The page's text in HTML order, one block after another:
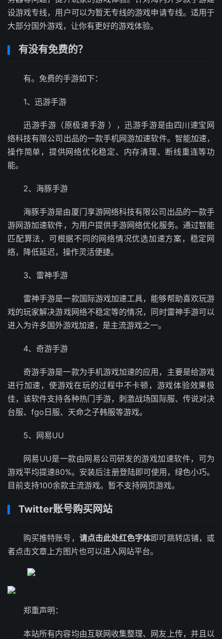
设游戏专线，用户可以为暂无专线的游戏申请专线。适用于
大部分国外游戏，让你有更好的游戏体验。
有没有免费的？
有。免费的手游如下：
1、迅游手游
迅游手游（原极速手游 ），迅游手游是由四川速宝网
络科技有限公司出品的一款手机网游加速软件。智能加速，
操作简单，提供网络优化稳定、内存清理、断线重连等功
能。
2、海豚手游
海豚手游是由厦门享游网络科技有限公司出品的一款手
游网游加速软件，为用户提供手游网络优化服务。通过智能
匹配算法，可根据不同的网络情况优选加速方案，稳定网
络，降低延迟，操作灵活便捷。
3、雷神手游
雷神手游是一款国际游戏加速工具，能够帮助喜欢玩游
戏的玩家解决游戏网络不稳定等的情况，同时雷神手游可以
进入为许多国外游戏加速，是主流游戏之一。
4、奇游手游
奇游手游是一款为手机游戏加速的应用，主要是给游戏
进行加速，使游戏在玩的过程中不卡顿，游戏体验效果极
佳，该软件支持各种热门手游，刺激战场国际服、传说对决
台服、fgo日服、天命之子韩服等游戏。
5、网易UU
网易UU是一款由网易公司研发的游戏加速软件，可为
游戏平均提速80%。安装后注册登陆即可使用，绿色小巧。
目前支持100余款主流游戏。暂不支持网页游戏。
Twitter账号购买网站
购买推特账号， 请点击此处红色字体即可跳转店铺，或
者点击文章上方图片也可以进入网站平台。
郑重声明：
本站所有内容均由互联网收集整理、网友上传，并且以